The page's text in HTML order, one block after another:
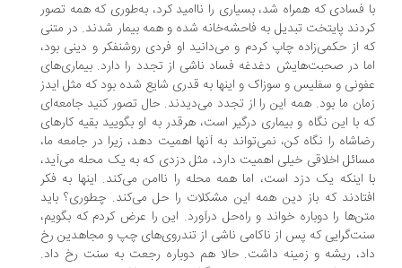
فسادی که همراه شد، بسیاری را ناامید کرد، به‌طوری که همه تصور
پایتخت تبدیل به فاحشه‌خانه شده و همه بیمار شدند. در متنی
از حکمی‌زاده چاپ کردم و می‌دانید او فردی روشنفکر و دینی بود،
در صحبت‌هایش دغدغه فساد ناشی از تجدد را دارد. بیماری‌های
و سفلیس و سوزاک و اینها به قدری شایع شده بود که مثل ایدز
ما بود. همه این را از تجدد می‌دیدند. حال تصور کنید جامعه‌ای
با این نگاه و بیماری درگیر است، هرقدر به او بگویید بقیه کارهای
را نگاه کن، نمی‌تواند به آنها اهمیت دهد، زیرا در جامعه ما،
اخلاقی خیلی اهمیت دارد، مثل دزدی که به یک محله می‌آید،
اینکه یک دزد است، اما همه محله را ناامن می‌کند. اینها به فکر
که باز دین همه این مشکلات را حل می‌کند. چطوری؟ باید
را دوباره خواند و راه‌حل درآورد. این را عرض کردم که بگویم،
که پس از ناکامی ناشی از تندروی‌های چپ و مجاهدین رخ
ریشه و زمینه داشت. حالا هم دوباره رجعت به سنت رخ داد.